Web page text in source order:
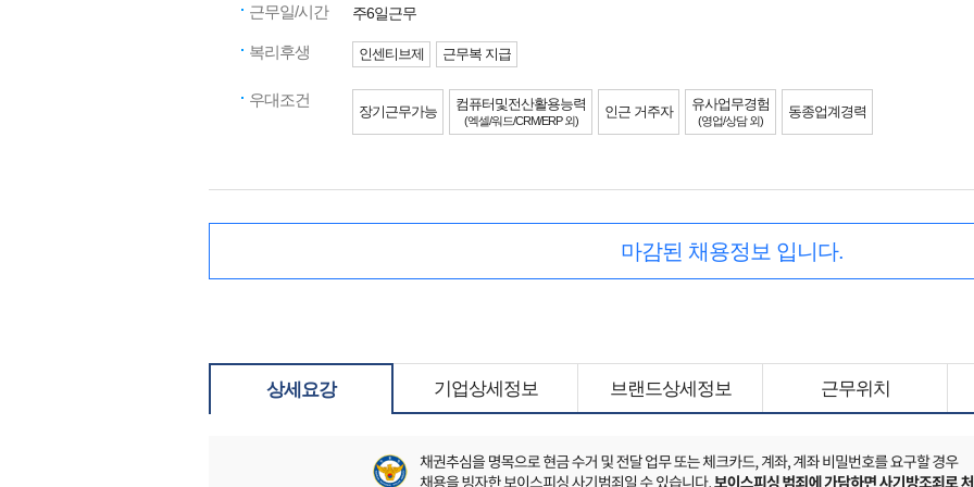
근무일/시간 주6일근무
복리후생 인센티브제 근무복 지급
우대조건
장기근무가능 컴퓨터및전산활용능력
(엑셀/워드/CRM/ERP 외)
인근 거주자 유사업무경험
(영업/상담 외)
동종업계경력
마감된 채용정보 입니다.
상세요강 기업상세정보 브랜드상세정보 근무위치